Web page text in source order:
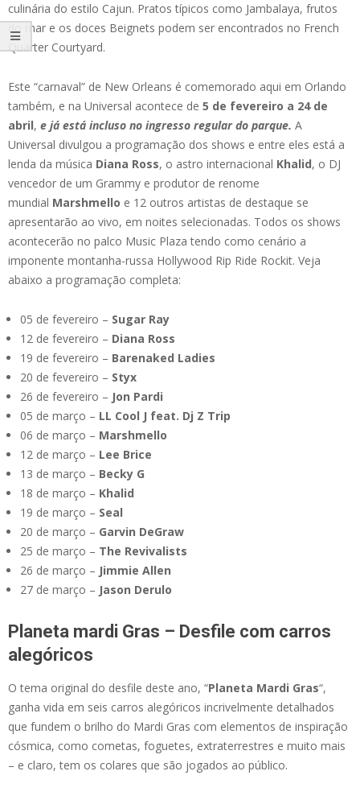
culinária do estilo Cajun. Pratos típicos como Jambalaya, frutos
do mar e os doces Beignets podem ser encontrados no French
Quarter Courtyard.
Este “carnaval” de New Orleans é comemorado aqui em Orlando
também, e na Universal acontece de 5 de fevereiro a 24 de
abril, e já está incluso no ingresso regular do parque. A
Universal divulgou a programação dos shows e entre eles está a
lenda da música Diana Ross, o astro internacional Khalid, o DJ
vencedor de um Grammy e produtor de renome
mundial Marshmello e 12 outros artistas de destaque se
apresentarão ao vivo, em noites selecionadas. Todos os shows
acontecerão no palco Music Plazatendo como cenário a
imponente montanha-russa Hollywood Rip Ride Rockit. Veja
abaixo a programação completa:
05 de fevereiro – Sugar Ray
12 de fevereiro – Diana Ross
19 de fevereiro – Barenaked Ladies
20 de fevereiro – Styx
26 de fevereiro – Jon Pardi
05 de março – LL Cool J feat. Dj Z Trip
06 de março – Marshmello
12 de março – Lee Brice
13 de março – Becky G
18 de março – Khalid
19 de março – Seal
20 de março – Garvin DeGraw
25 de março – The Revivalists
26 de março – Jimmie Allen
27 de março – Jason Derulo
Planeta mardi Gras – Desfile com carros
alegóricos
O tema original do desfile deste ano, “Planeta Mardi Gras“,
ganha vida em seis carros alegóricos incrivelmente detalhados
que fundem o brilho do Mardi Gras com elementos de inspiração
cósmica, como cometas, foguetes, extraterrestres e muito mais
– e claro, tem os colares que são jogados ao público.